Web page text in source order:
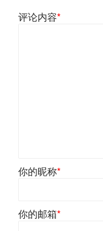
评论内容*
你的昵称*
你的邮箱*